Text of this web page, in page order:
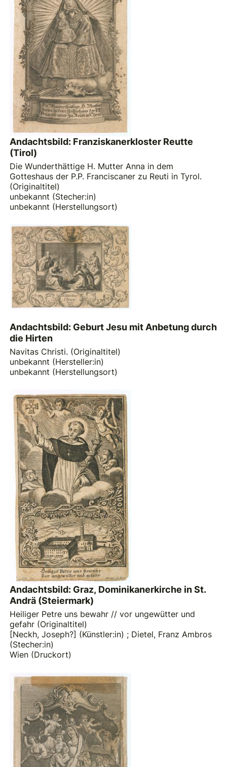
Andachtsbild: Franziskanerkloster Reutte
(Tirol)
Die Wunderthättige H. Mutter Anna in dem
Gotteshaus der P.P. Franciscaner zu Reuti in Tyrol.
(Originaltitel)
unbekannt (Stecher:in)
unbekannt (Herstellungsort)
Andachtsbild: Geburt Jesu mit Anbetung durch
die Hirten
Navitas Christi. (Originaltitel)
unbekannt (Hersteller:in)
unbekannt (Herstellungsort)
Andachtsbild: Graz, Dominikanerkirche in St.
Andrä (Steiermark)
Heiliger Petre uns bewahr // vor ungewütter und
gefahr (Originaltitel)
[Neckh, Joseph?] (Künstler:in) ; Dietel, Franz Ambros
(Stecher:in)
Wien (Druckort)